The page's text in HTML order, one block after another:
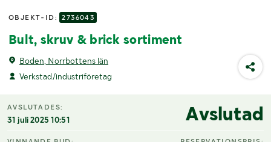
OBJEKT-ID: 2736043
Bult, skruv & brick sortiment
Boden, Norrbottens län
Verkstad/industriföretag
AVSLUTADES:
31 juli 2025 10:51 Avslutad